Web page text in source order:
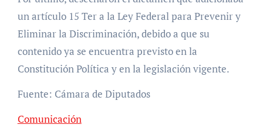
un artículo 15 Ter a la Ley Federal para Prevenir y
Eliminar la Discriminación, debido a que su
contenido ya se encuentra previsto en la
Constitución Política y en la legislación vigente.
Fuente: Cámara de Diputados
Comunicación